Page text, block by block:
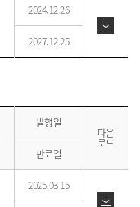
2024.12.26
2027.12.25
발행일
다운
로드
만료일
2025.03.15